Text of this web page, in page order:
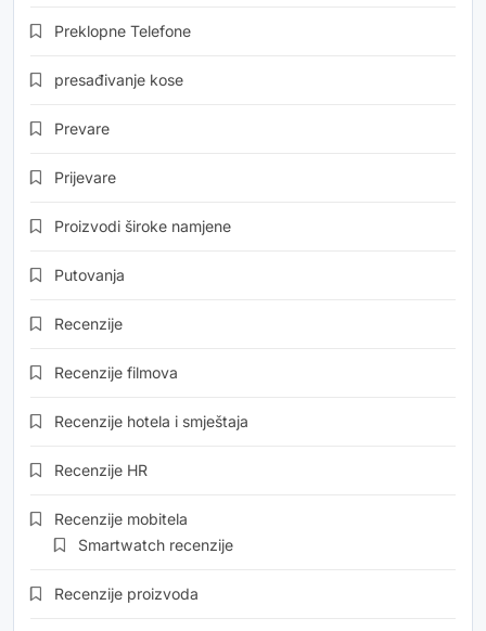
Preklopne Telefone
presađivanje kose
Prevare
Prijevare
Proizvodi široke namjene
Putovanja
Recenzije
Recenzije filmova
Recenzije hotela i smještaja
Recenzije HR
Recenzije mobitela
Smartwatch recenzije
Recenzije proizvoda